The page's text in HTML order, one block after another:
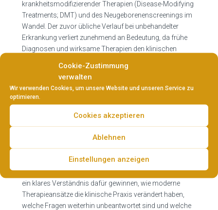
Cookie-Zustimmung
verwalten
Wir verwenden Cookies, um unsere Website und unseren Service zu
optimieren.
Cookies akzeptieren
Ablehnen
Einstellungen anzeigen
krankheitsmodifizierender Therapien (Disease-Modifying
Treatments; DMT) und des Neugeborenenscreenings im
Wandel. Der zuvor übliche Verlauf bei unbehandelter
Erkrankung verliert zunehmend an Bedeutung, da frühe
Diagnosen und wirksame Therapien den klinischen
erheblich verbessern. Gleichzeitig bleibt die SMA eine
auch im Zeitalter moderner Therapien medizinische,
psychosoziale und organisatorische
Herausforderungen mit sich bringt. Ziel dieser CME-
Fortbildung ist es, zentrale Entwicklungen der
SMA‑Versorgung verständlich darzustellen und die
Bedeutung des frühen Therapiebeginns, der sich
wandelnden Phänotypen sowie der anhaltenden
Krankheitslast zu beleuchten. Die Teilnehmenden sollen
ein klares Verständnis dafür gewinnen, wie moderne
Therapieansätze die klinische Praxis verändert haben,
welche Fragen weiterhin unbeantwortet sind und welche